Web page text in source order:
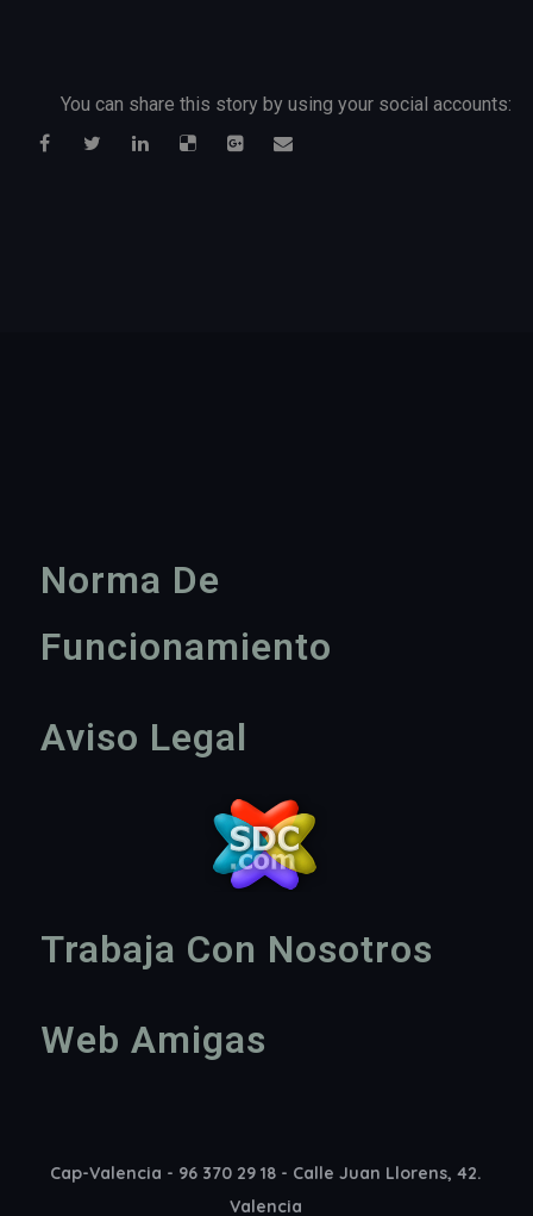
You can share this story by using your social accounts:
Norma De
Funcionamiento
Aviso Legal
Trabaja Con Nosotros
Web Amigas
Cap-Valencia - 96 370 29 18 - Calle Juan Llorens, 42.
Valencia